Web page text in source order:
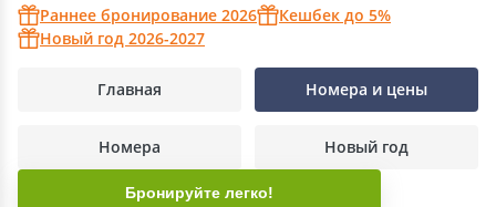
Раннее бронирование 2026
Кешбек до 5%
Новый год 2026-2027
Главная Номера и цены
Номера Новый год
Бронируйте легко!